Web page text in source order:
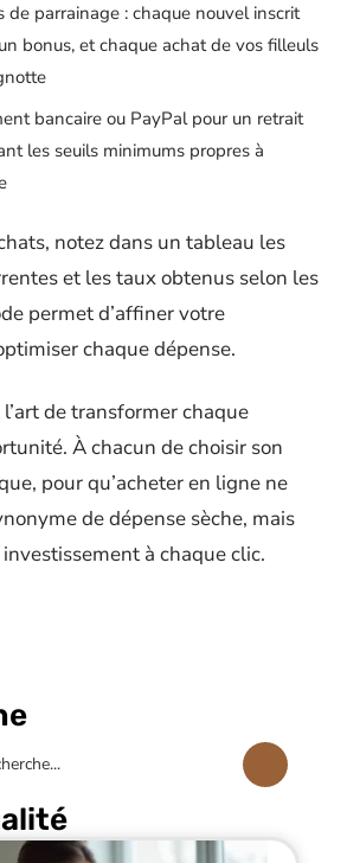
de parrainage : chaque nouvel inscrit
bonus, et chaque achat de vos filleuls
bancaire ou PayPal pour un retrait
les seuils minimums propres à
notez dans un tableau les
et les taux obtenus selon les
permet d’affiner votre
chaque dépense.
l’art de transformer chaque
À chacun de choisir son
pour qu’acheter en ligne ne
de dépense sèche, mais
à chaque clic.